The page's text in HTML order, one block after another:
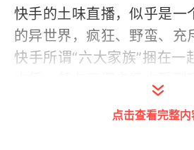
快手的土味直播，似乎是一
的异世界，疯狂、野蛮、充
快手所谓“六大家族”捆在一
种粗野而生猛的繁荣景象。
点击查看完整